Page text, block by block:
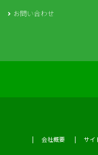
お問い合わせ
会社概要 サイ